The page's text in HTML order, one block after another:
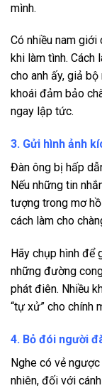
mình.
Có nhiều nam
khi làm tình. Cách
cho anh ấy, giả
khoái đảm bảo
ngay lập tức.
3. Gửi hình ảnh
Đàn ông bị hấp
Nếu những tin
tượng trong mơ
cách làm cho
Hãy chụp hình để
những đường
phát điên. Nhiều
“tự xử” cho chính
4. Bỏ đói người
Nghe có vẻ
nhiên, đối với